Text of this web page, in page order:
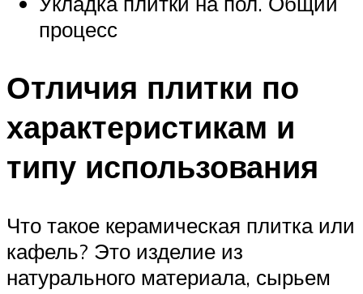
процесс
Отличия плитки по
характеристикам и
типу использования
Что такое керамическая плитка или
кафель? Это изделие из
натурального материала, сырьем